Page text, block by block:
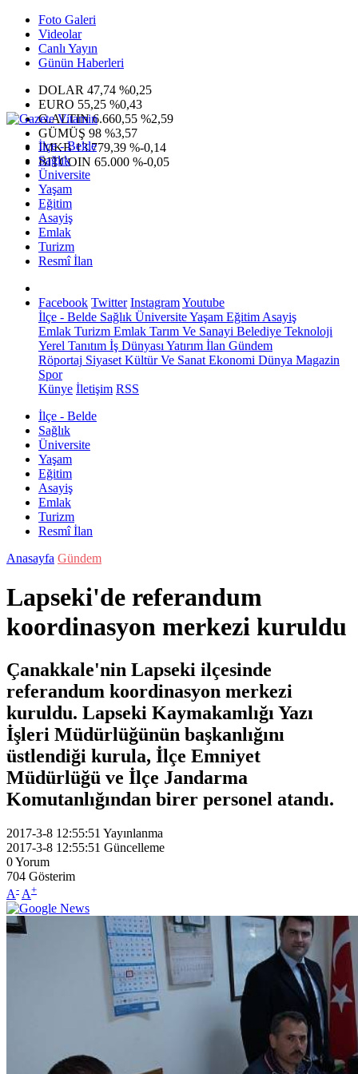
Foto Galeri
Videolar
Canlı Yayın
Günün Haberleri
DOLAR 47,74 %0,25
EURO 55,25 %0,43
G.ALTIN6.660,55 %2,59
GÜMÜŞ 98 %3,57
IMKB13.779,39 %-0,14
BITCOIN 65.000 %-0,05
İlçe - Belde
Sağlık
Üniversite
Yaşam
Eğitim
Asayiş
Emlak
Turizm
Resmî İlan
Facebook Twitter InstagramYoutube
İlçe - Belde Sağlık ÜniversiteYaşam Eğitim Asayiş
Emlak Turizm Emlak Tarım Ve Sanayi Belediye Teknoloji
Yerel Tanıtım İş Dünyası Yatırım İlan Gündem
Röportaj Siyaset Kültür Ve Sanat Ekonomi Dünya Magazin
Spor
Künye İletişim RSS
İlçe - Belde
Sağlık
Üniversite
Yaşam
Eğitim
Asayiş
Emlak
Turizm
Resmî İlan
Anasayfa Gündem
Lapseki'de referandum
koordinasyon merkezi kuruldu
Çanakkale'nin Lapseki ilçesinde
referandum koordinasyon merkezi
kuruldu. Lapseki Kaymakamlığı Yazı
İşleri Müdürlüğünün başkanlığını
üstlendiği kurula, İlçe Emniyet
Müdürlüğü ve İlçe Jandarma
Komutanlığından birer personel atandı.
2017-3-8 12:55:51 Yayınlanma
2017-3-8 12:55:51 Güncelleme
0Yorum
704 Gösterim
A- A+